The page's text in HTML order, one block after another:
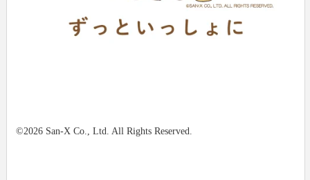
©2026 San-X Co., Ltd. All Rights Reserved.